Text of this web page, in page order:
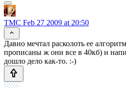
TMC Feb 27 2009 at 20:50
Давно мечтал расколоть ее
прописаны ж они все в 40кб) и
дошло дело как-то. :-)